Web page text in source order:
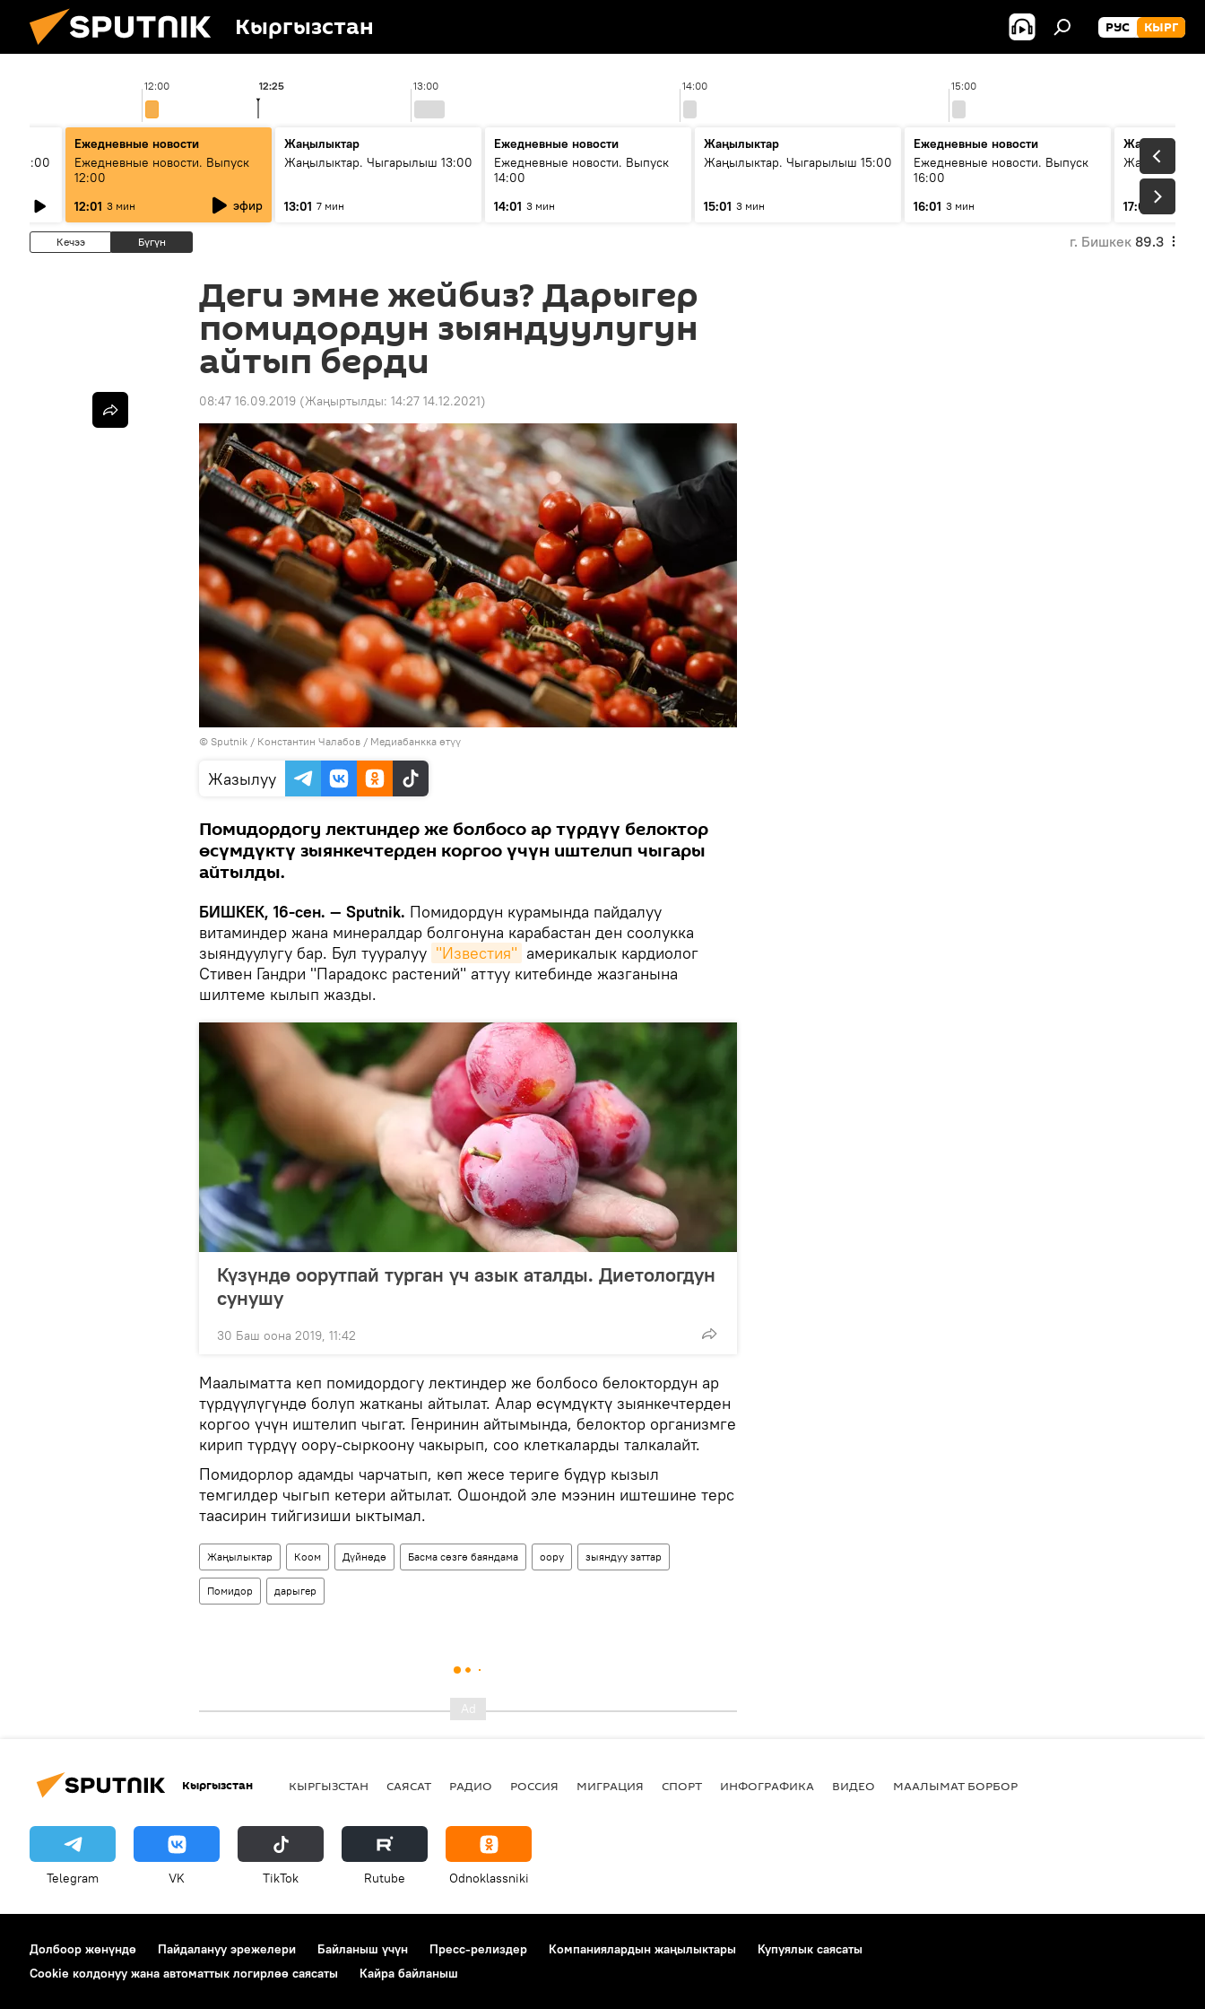
Кыргызстан РУС КЫРГ
12:00 13:00 14:00 15:00
12:25
11:00
Ежедневные новости
Ежедневные новости. Выпуск
12:00
12:01 3 мин эфир
Жаңылыктар
Жаңылыктар. Чыгарылыш 13:00
13:01 7 мин
Ежедневные новости
Ежедневные новости. Выпуск
14:00
14:01 3 мин
Жаңылыктар
Жаңылыктар. Чыгарылыш 15:00
15:01 3 мин
Ежедневные новости
Ежедневные новости. Выпуск
16:00
16:01 3 мин
Жаңылыктар
17:01 5 мин
Кечээ Бүгүн г. Бишкек 89.3
Деги эмне жейбиз? Дарыгер
помидордун зыяндуулугун
айтып берди
08:47 16.09.2019 (Жаңыртылды: 14:27 14.12.2021)
© Sputnik / Константин Чалабов / Медиабанкка өтүү
Жазылуу
Помидордогу лектиндер же болбосо ар түрдүү белоктор
өсүмдүктү зыянкечтерден коргоо үчүн иштелип чыгары
айтылды.
БИШКЕК, 16-сен. — Sputnik. Помидордун курамында пайдалуу
витаминдер жана минералдар болгонуна карабастан ден соолукка
зыяндуулугу бар. Бул тууралуу "Известия" америкалык кардиолог
Стивен Гандри "Парадокс растений" аттуу китебинде жазганына
шилтеме кылып жазды.
Күзүндө оорутпай турган үч азык аталды. Диетологдун
сунушу
30 Баш оона 2019, 11:42
Маалыматта кеп помидордогу лектиндер же болбосо белоктордун ар
түрдүүлүгүндө болуп жатканы айтылат. Алар өсүмдүктү зыянкечтерден
коргоо үчүн иштелип чыгат. Генринин айтымында, белоктор организмге
кирип түрдүү оору-сыркоону чакырып, соо клеткаларды талкалайт.
Помидорлор адамды чарчатып, көп жесе териге бүдүр кызыл
темгилдер чыгып кетери айтылат. Ошондой эле мээнин иштешине терс
таасирин тийгизиши ыктымал.
Жаңылыктар Коом Дүйнөдө Басма сөзгө баяндама оору зыяндуу заттар
Помидор дарыгер
Кыргызстан КЫРГЫЗСТАН САЯСАТ РАДИО РОССИЯ МИГРАЦИЯ СПОРТ ИНФОГРАФИКА ВИДЕО МААЛЫМАТ БОРБОР
Telegram VK ТikТоk Rutube Odnoklassniki
Долбоор жөнүндө Пайдалануу эрежелери Байланыш үчүн Пресс-релиздер Компаниялардын жаңылыктары
Купуялык саясаты
Cookie колдонуу жана автоматтык логирлөө саясаты
Кайра байланыш